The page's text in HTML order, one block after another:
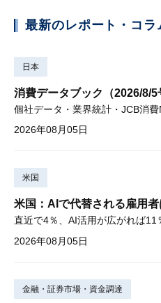
最新のレポート・コラ
日本
消費データブック（2026/8/5
2026年08月05日
米国
米国：AIで代替される雇用
2026年08月05日
金融・証券市場・資金調達